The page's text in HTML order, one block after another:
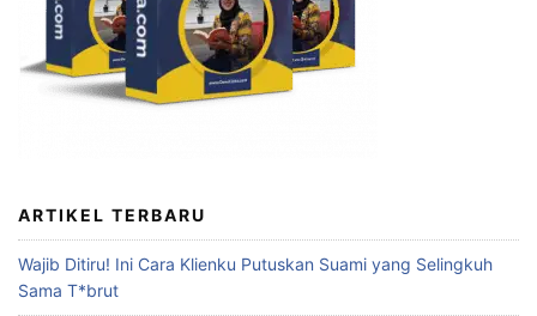
ARTIKEL TERBARU
Wajib Ditiru! Ini Cara Klienku Putuskan Suami yang Selingkuh
Sama T*brut